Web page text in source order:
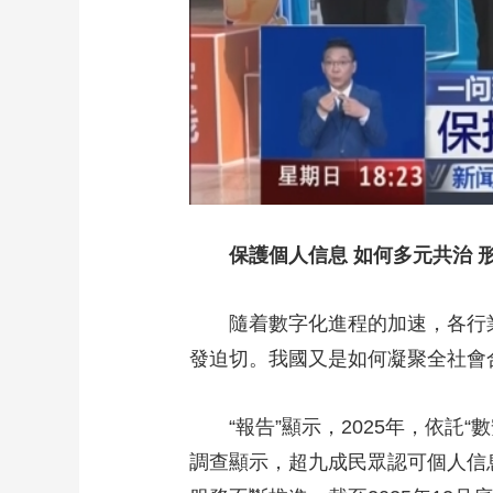
保護個人信息 如何多元共治
隨着數字化進程的加速，各行
發迫切。我國又是如何凝聚全社
“報告”顯示，2025年，依託“數
調查顯示，超九成民眾認可個人